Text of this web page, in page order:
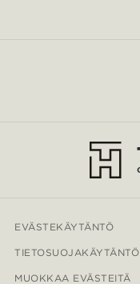
EVÄSTEKÄYTÄNTÖ
TIETOSUOJAKÄYTÄNTÖ
MUOKKAA EVÄSTEITÄ